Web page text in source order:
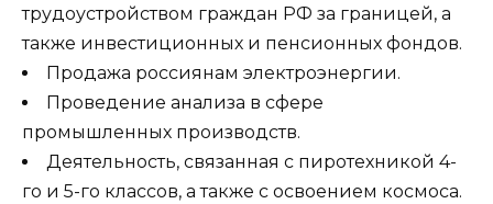
трудоустройством граждан РФ за границей, а
также инвестиционных и пенсионных фондов.
Продажа россиянам электроэнергии.
Проведение анализа в сфере
промышленных производств.
Деятельность, связанная с пиротехникой 4-
го и 5-го классов, а также с освоением космоса.